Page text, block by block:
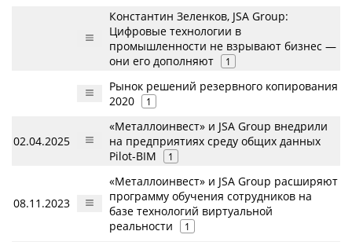
Константин Зеленков, JSA Group:
Цифровые технологии в
промышленности не взрывают бизнес —
они его дополняют
1
Рынок решений резервного копирования
2020
1
02.04.2025
«Металлоинвест» и JSA Group внедрили
на предприятиях среду общих данных
Pilot-BIM
1
08.11.2023
«Металлоинвест» и JSA Group расширяют
программу обучения сотрудников на
базе технологий виртуальной
реальности
1